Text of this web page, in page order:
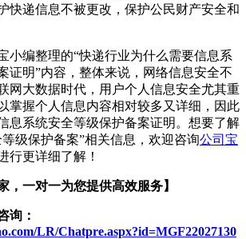
快递信息不被更改，保护公民财产安全和
小编整理的“快递行业为什么需要信息系
证明”内容，整体来说，网络信息安全不
网大数据时代，用户个人信息安全尤其重
掌握个人信息内容相对较多又详细，因此
息系统安全等级保护备案证明。想要了解
级保护备案”相关信息，欢迎咨询公司宝
行更详细了解！
一对一为您提供高效服务】
：
LR/Chatpre.aspx?id=MGF22027130